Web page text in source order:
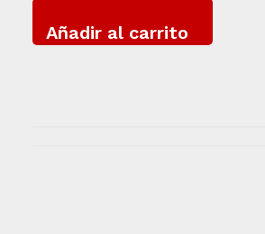
Añadir al carrito